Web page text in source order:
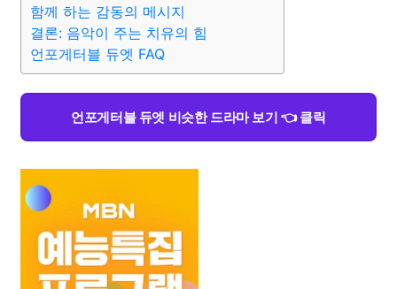
함께 하는 감동의 메시지
결론: 음악이 주는 치유의 힘
언포게터블 듀엣 FAQ
언포게터블 듀엣 비슷한 드라마 보기 👈 클릭